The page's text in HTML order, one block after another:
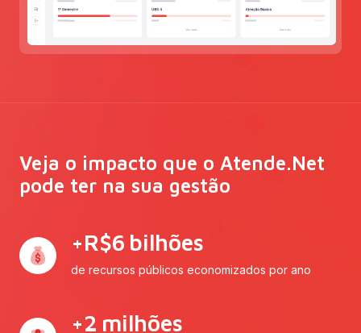
Veja o impacto que o Atende.Net
pode ter na sua gestão
+R$6 bilhões
de recursos públicos economizados por ano
+2 milhões